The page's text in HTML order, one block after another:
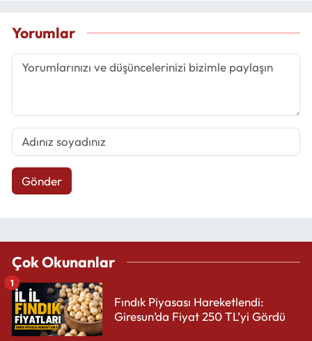
Yorumlar
Gönder
Çok Okunanlar
Fındık Piyasası Hareketlendi:
Giresun’da Fiyat 250 TL’yi Gördü
1